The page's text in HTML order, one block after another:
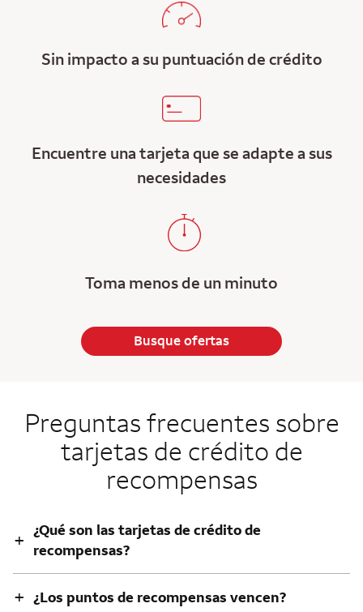
Sin impacto a su puntuación de crédito
Encuentre una tarjeta que se adapte a sus
necesidades
Toma menos de un minuto
Busque ofertas
Preguntas frecuentes sobre
tarjetas de crédito de
recompensas
+ ¿Qué son las tarjetas de crédito de
recompensas?
+ ¿Los puntos de recompensas vencen?